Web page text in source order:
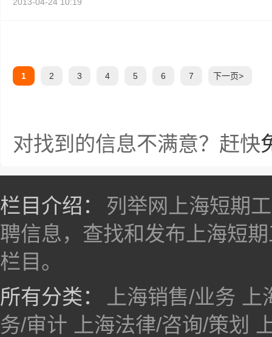
1 2 3 4 5 6 7 下一页>
对找到的信息不满意？赶快
栏目介绍：
列举网上海短期
聘信息，查找和发布上海短
栏目。
所有分类：
上海销售/业务
务/审计
上海法律/咨询/策划